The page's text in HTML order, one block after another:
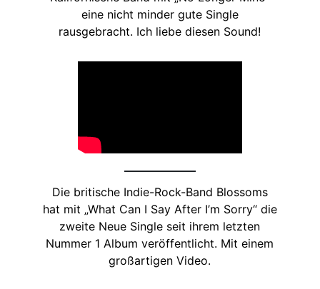
eine nicht minder gute Single
rausgebracht. Ich liebe diesen Sound!
Die britische Indie-Rock-Band Blossoms
hat mit „What Can I Say After I’m Sorry“ die
zweite Neue Single seit ihrem letzten
Nummer 1 Album veröffentlicht. Mit einem
großartigen Video.